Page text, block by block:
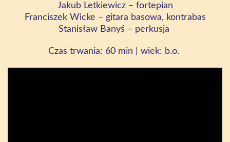
Jakub Letkiewicz – fortepian
Franciszek Wicke – gitara basowa, kontrabas
Stanisław Banyś – perkusja
Czas trwania: 60 min | wiek: b.o.